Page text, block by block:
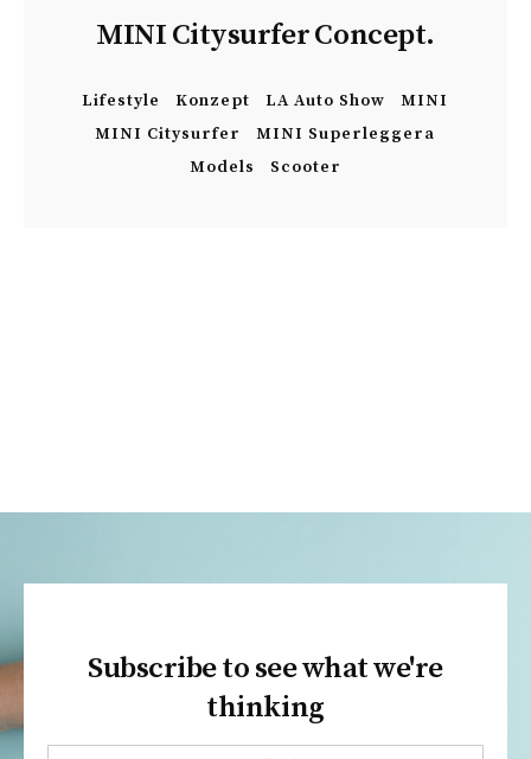
MINI Citysurfer Concept.
Lifestyle Konzept LA Auto Show
MINI
MINI Citysurfer
MINI Superleggera
Models
Scooter
Subscribe to see what we're
thinking